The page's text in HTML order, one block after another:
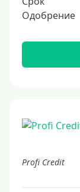
Одобрение
Profi Credit